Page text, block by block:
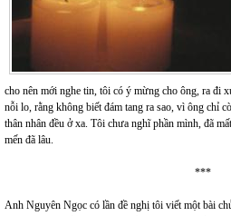
cho nên mới nghe tin, tôi có ý mừng cho ông, ra đi
nỗi lo, rằng không biết đám tang ra sao, vì ông chỉ
thân nhân đều ở xa. Tôi chưa nghĩ phần mình, đã
mến đã lâu.
***
Anh Nguyên Ngọc có lần đề nghị tôi viết một bài